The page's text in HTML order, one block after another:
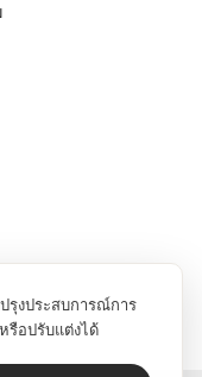
รือปรับแต่งได้